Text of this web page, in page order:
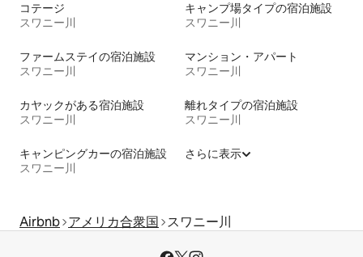
コテージ
スワニー川
キャンプ場タイプの宿泊施設
スワニー川
ファームステイの宿泊施設
スワニー川
マンション・アパート
スワニー川
カヤックがある宿泊施設
スワニー川
離れタイプの宿泊施設
スワニー川
キャンピングカーの宿泊施設
スワニー川
さらに表示
Airbnb アメリカ合衆国 スワニー川